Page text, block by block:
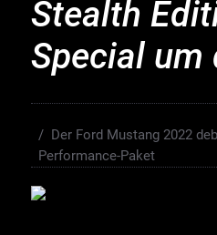
Stealth
Special um
Der Ford Mustang 2022
Performance-Paket